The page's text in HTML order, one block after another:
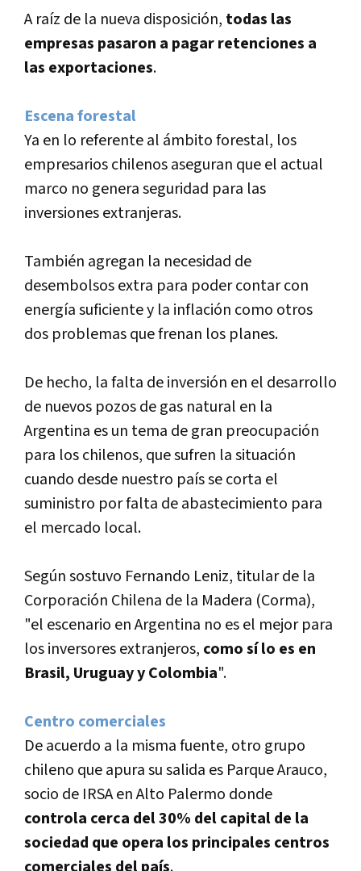
A raí­z de la nueva disposición, todas las
empresas pasaron a pagar retenciones a
las exportaciones.
Escena forestal
Ya en lo referente al ámbito forestal, los
empresarios chilenos aseguran que el actual
marco no genera seguridad para las
inversiones extranjeras.
También agregan la necesidad de
desembolsos extra para poder contar con
energí­a suficiente y la inflación como otros
dos problemas que frenan los planes.
De hecho, la falta de inversión en el desarrollo
de nuevos pozos de gas natural en la
Argentina es un tema de gran preocupación
para los chilenos, que sufren la situación
cuando desde nuestro paí­s se corta el
suministro por falta de abastecimiento para
el mercado local.
Según sostuvo Fernando Leniz, titular de la
Corporación Chilena de la Madera (Corma),
"el escenario en Argentina no es el mejor para
los inversores extranjeros, como sí­ lo es en
Brasil, Uruguay y Colombia".
Centro comerciales
De acuerdo a la misma fuente, otro grupo
chileno que apura su salida es Parque Arauco,
socio de IRSA en Alto Palermo donde
controla cerca del 30% del capital de la
sociedad que opera los principales centros